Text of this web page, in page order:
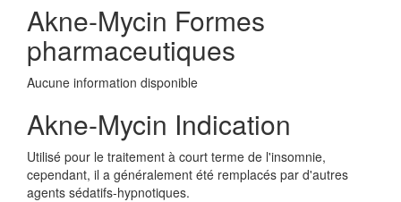
Akne-Mycin Formes
pharmaceutiques
Aucune information disponible
Akne-Mycin Indication
Utilisé pour le traitement à court terme de l'insomnie,
cependant, il a généralement été remplacés par d'autres
agents sédatifs-hypnotiques.